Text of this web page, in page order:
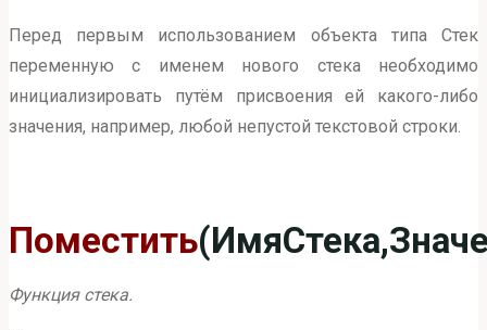
Перед первым использованием объекта типа Стек
переменную с именем нового стека необходимо
инициализировать путём присвоения ей какого-либо
значения, например, любой непустой текстовой строки.
Поместить
Функция стека.